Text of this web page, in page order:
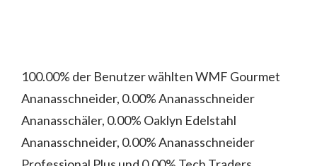
100.00% der Benutzer wählten WMF Gourmet
Ananasschneider, 0.00% Ananasschneider
Ananasschäler, 0.00% Oaklyn Edelstahl
Ananasschneider, 0.00% Ananasschneider